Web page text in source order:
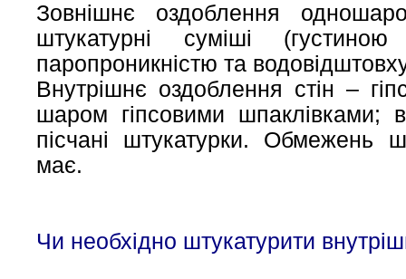
Зовнішнє оздоблення
штукатурні суміші
паропроникністю та
Внутрішнє оздоблення стін –
шаром гіпсовими шпаклівками;
пісчані штукатурки. Обмежень
має.
Чи необхідно штукатурити